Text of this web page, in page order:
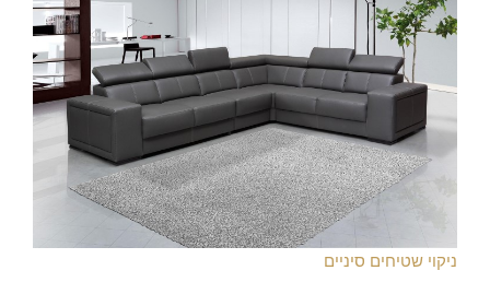
ניקוי שטיחים סיניים